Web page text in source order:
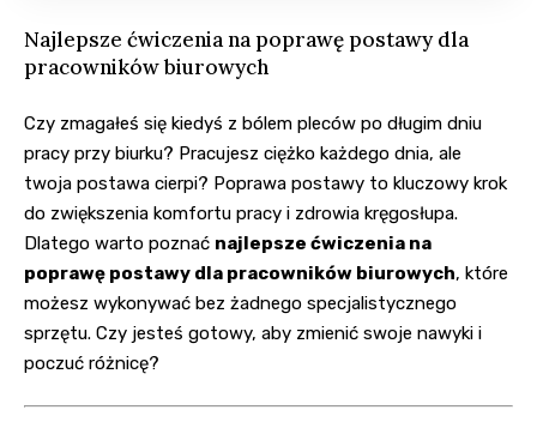
Najlepsze ćwiczenia na poprawę postawy dla
pracowników biurowych
Czy zmagałeś się kiedyś z bólem pleców po długim dniu
pracy przy biurku? Pracujesz ciężko każdego dnia, ale
twoja postawa cierpi? Poprawa postawy to kluczowy krok
do zwiększenia komfortu pracy i zdrowia kręgosłupa.
Dlatego warto poznać najlepsze ćwiczenia na
poprawę postawy dla pracowników biurowych, które
możesz wykonywać bez żadnego specjalistycznego
sprzętu. Czy jesteś gotowy, aby zmienić swoje nawyki i
poczuć różnicę?